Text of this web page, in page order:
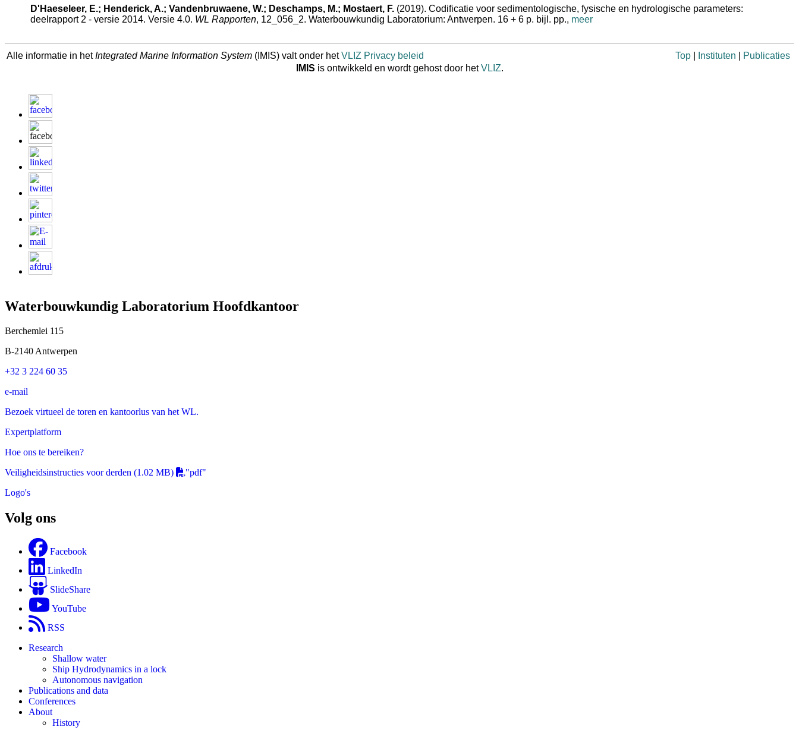
D'Haeseleer, E.; Henderick, A.; Vandenbruwaene, W.; Deschamps, M.; Mostaert, F. (2019). Codificatie voor sedimentologische, fysische en hydrologische parameters:
deelrapport 2 - versie 2014. Versie 4.0. WL Rapporten, 12_056_2. Waterbouwkundig Laboratorium: Antwerpen. 16 + 6 p. bijl. pp., meer
Alle informatie in hetIntegrated Marine Information System (IMIS) valt onder hetVLIZ Privacy beleid Top Instituten
Publicaties
IMIS is ontwikkeld en wordt gehost door hetVLIZ.
Waterbouwkundig Laboratorium Hoofdkantoor
Berchemlei 115
B-2140 Antwerpen
+32 3 224 60 35
e-mail
Bezoek virtueel de toren en kantoorlus van het WL.
Expertplatform
Hoe ons te bereiken?
Veiligheidsinstructies voor derden (1.02 MB)
"pdf"
Logo's
Volg ons
Facebook
LinkedIn
SlideShare
YouTube
RSS
Research
Shallow water
Ship Hydrodynamics in a lock
Autonomous navigation
Publications and data
Conferences
About
History